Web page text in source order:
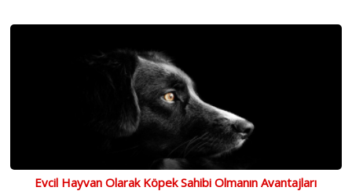
Evcil Hayvan Olarak Köpek Sahibi Olmanın Avantajları